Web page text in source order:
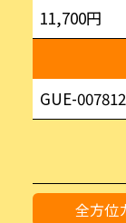
11,700円
GUE-007812
全方位